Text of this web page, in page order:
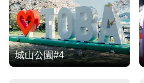
城山公園#4